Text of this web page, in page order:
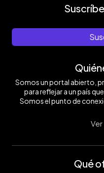
Somos un portal abierto,
para reflejar a un país
Somos el punto de
Qué